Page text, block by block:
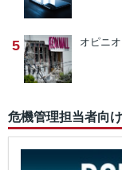
5 オピニ
危機管理担当者向